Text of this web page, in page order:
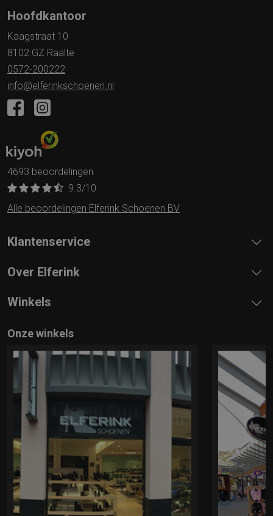
Hoofdkantoor
Kaagstraat 10
8102 GZ Raalte
0572-200222
info@elferinkschoenen.nl
4693 beoordelingen
9.3/10
Alle beoordelingen Elferink Schoenen BV
Klantenservice
Over Elferink
Winkels
Onze winkels